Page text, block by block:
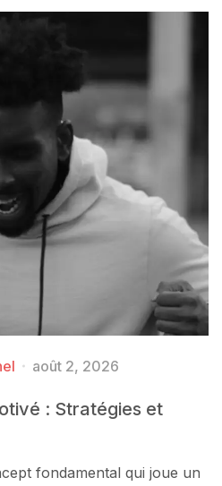
août 2, 2026
: Stratégies et
fondamental qui joue un